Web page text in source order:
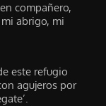
compañero,
abrigo, mi
este refugio
agujeros por